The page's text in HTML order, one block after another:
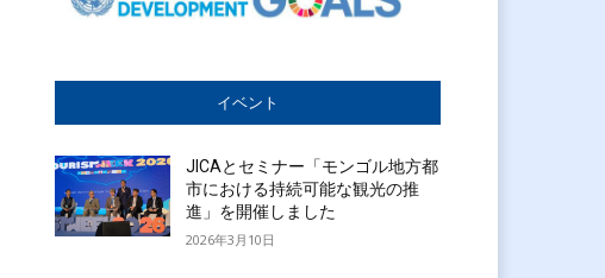
イベント
JICAとセミナー「モンゴル地方都
市における持続可能な観光の推
進」を開催しました
2026年3月10日